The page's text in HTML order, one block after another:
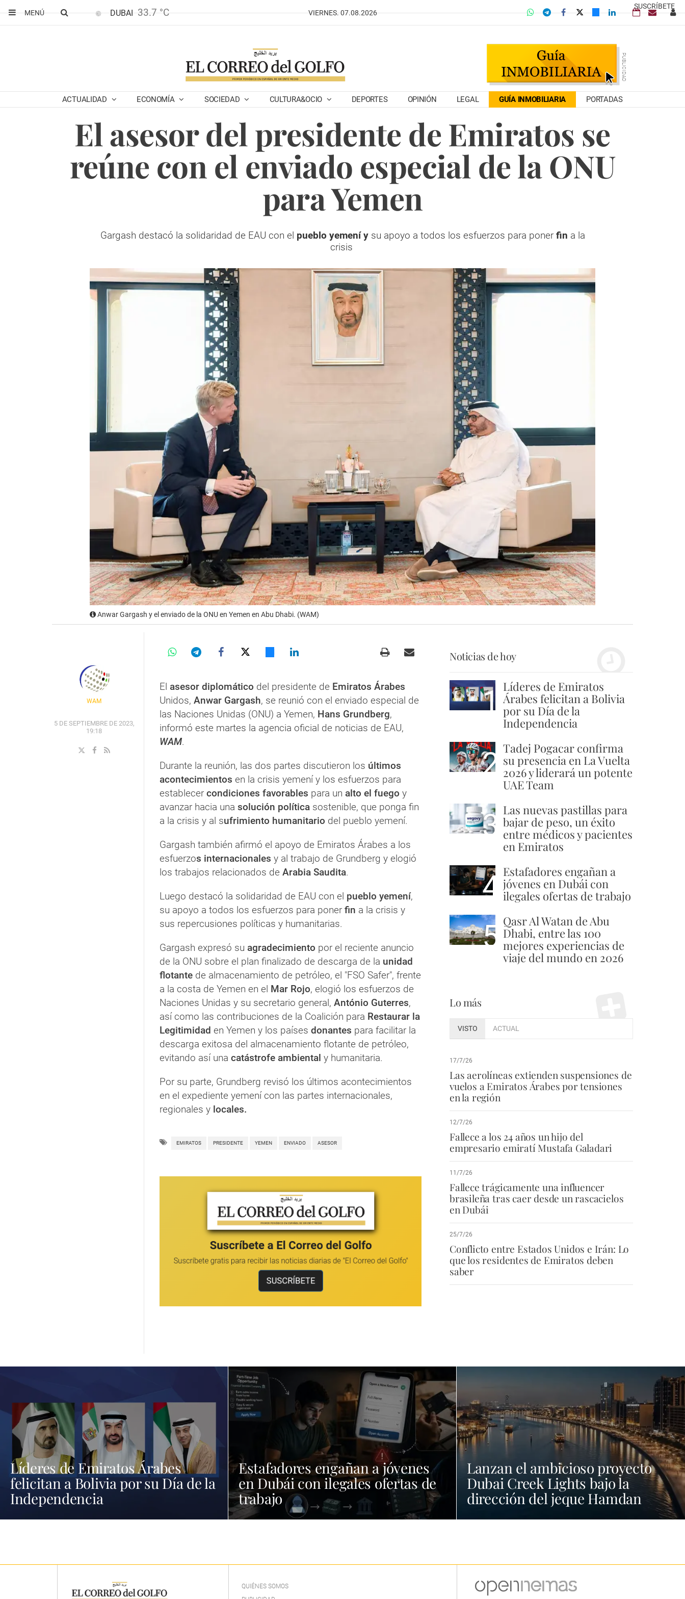
SUSCRÍBETE
MENÚ
DUBAI 33.7 °C VIERNES. 07.08.2026
ACTUALIDAD ECONOMÍA SOCIEDAD CULTURA&OCIO DEPORTES OPINIÓN LEGAL GUÍA INMOBILIARIA PORTADAS
El asesor del presidente de Emiratos se
reúne con el enviado especial de la ONU
para Yemen
Gargash destacó la solidaridad de EAU con el pueblo yemení ysu apoyo a todos los esfuerzos para ponerfin a la
crisis
Anwar Gargash y el enviado de la ONU en Yemen en Abu Dhabi. (WAM)
WAM
5 DE SEPTIEMBRE DE 2023,
19:18
El asesor diplomático del presidente de Emiratos Árabes
Unidos, Anwar Gargash, se reunió con el enviado especial de
las Naciones Unidas (ONU) a Yemen, Hans Grundberg,
informó este martes la agencia oficial de noticias de EAU,
WAM.
Durante la reunión, las dos partes discutieron los últimos
acontecimientos en la crisis yemení y los esfuerzos para
establecer condiciones favorables para un alto el fuego y
avanzar hacia una solución política sostenible, que ponga fin
a la crisis y al sufrimiento humanitario del pueblo yemení.
Gargash también afirmó el apoyo de Emiratos Árabes a los
esfuerzos internacionales y al trabajo de Grundberg y elogió
los trabajos relacionados de Arabia Saudita.
Luego destacó la solidaridad de EAU con el pueblo yemení,
su apoyo a todos los esfuerzos para poner fin a la crisis y
sus repercusiones políticas y humanitarias.
Gargash expresó su agradecimiento por el reciente anuncio
de la ONU sobre el plan finalizado de descarga de la unidad
flotante de almacenamiento de petróleo, el "FSO Safer", frente
a la costa de Yemen en el Mar Rojo, elogió los esfuerzos de
Naciones Unidas y su secretario general, António Guterres,
así como las contribuciones de la Coalición para Restaurar la
Legitimidad en Yemen y los países donantes para facilitar la
descarga exitosa del almacenamiento flotante de petróleo,
evitando así una catástrofe ambiental y humanitaria.
Por su parte, Grundberg revisó los últimos acontecimientos
en el expediente yemení con las partes internacionales,
regionales y locales.
EMIRATOS PRESIDENTE YEMEN ENVIADO ASESOR
Noticias de hoy
1 Líderes de Emiratos
Árabes felicitan a Bolivia
por su Día de la
Independencia
2 Tadej Pogacar confirma
su presencia en La Vuelta
2026 y liderará un potente
UAE Team
3 Las nuevas pastillas para
bajar de peso, un éxito
entre médicos y pacientes
en Emiratos
4 Estafadores engañan a
jóvenes en Dubái con
ilegales ofertas de trabajo
5 Qasr Al Watan de Abu
Dhabi, entre las 100
mejores experiencias de
viaje del mundo en 2026
Lo más
VISTO ACTUAL
17/7/26
Las aerolíneas extienden suspensiones de
vuelos a Emiratos Árabes por tensiones
en la región
12/7/26
Fallece a los 24 años un hijo del
empresario emiratí Mustafa Galadari
11/7/26
Fallece trágicamente una influencer
brasileña tras caer desde un rascacielos
en Dubái
25/7/26
Conflicto entre Estados Unidos e Irán: Lo
que los residentes de Emiratos deben
saber
Líderes de Emiratos Árabes
felicitan a Bolivia por su Día de la
Independencia
Estafadores engañan a jóvenes
en Dubái con ilegales ofertas de
trabajo
Lanzan el ambicioso proyecto
Dubai Creek Lights bajo la
dirección del jeque Hamdan
QUIÉNES SOMOS